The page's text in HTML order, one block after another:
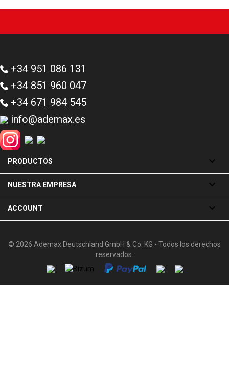
+34 951 086 131
+34 851 960 047
+34 671 984 545
info@ademax.es
PRODUCTOS 
NUESTRA EMPRESA 
ACCOUNT 
© 2026 Ademax Deutschland GmbH & Co. KG - Todos los derechos
reservados.